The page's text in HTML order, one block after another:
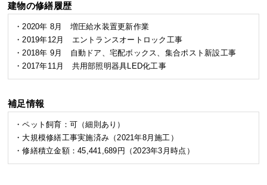
建物の修繕履歴
・2020年 8月 増圧給水装置更新作業
・2019年12月 エントランスオートロック工事
・2018年 9月 自動ドア、宅配ボックス、集合ポスト新設工事
・2017年11月 共用部照明器具LED化工事
補足情報
・ペット飼育：可（細則あり）
・大規模修繕工事実施済み（2021年8月施工）
・修繕積立金額：45,441,689円（2023年3月時点）